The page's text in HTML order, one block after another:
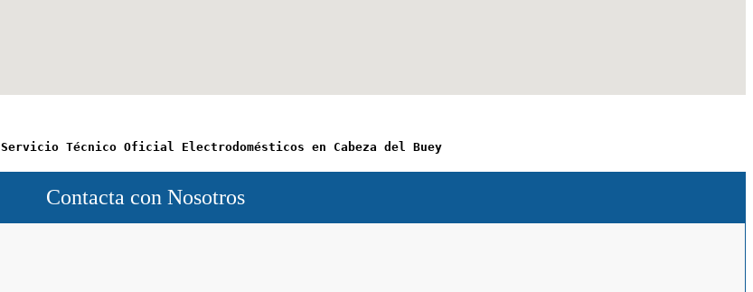
Servicio Técnico Oficial Electrodomésticos en Cabeza del Buey
Contacta con Nosotros